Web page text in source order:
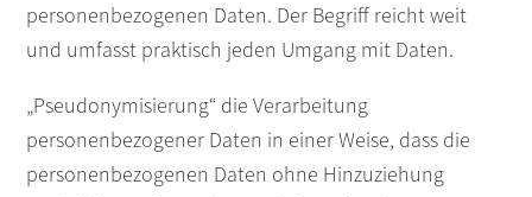
personenbezogenen Daten. Der Begriff reicht weit
und umfasst praktisch jeden Umgang mit Daten.
„Pseudonymisierung“ die Verarbeitung
personenbezogener Daten in einer Weise, dass die
personenbezogenen Daten ohne Hinzuziehung